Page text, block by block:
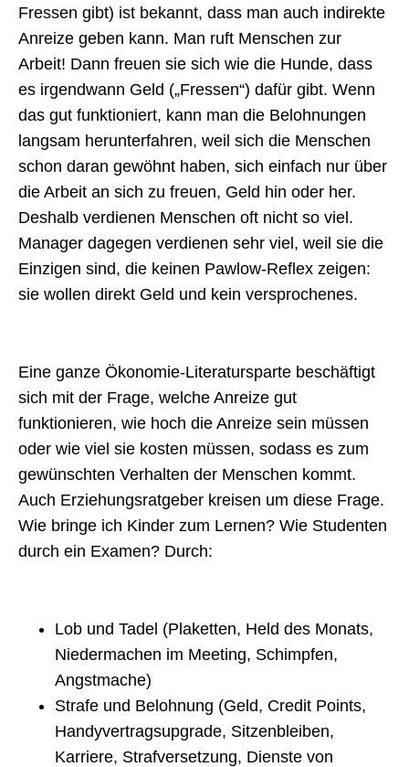
Fressen gibt) ist bekannt, dass man auch indirekte
Anreize geben kann. Man ruft Menschen zur
Arbeit! Dann freuen sie sich wie die Hunde, dass
es irgendwann Geld („Fressen“) dafür gibt. Wenn
das gut funktioniert, kann man die Belohnungen
langsam herunterfahren, weil sich die Menschen
schon daran gewöhnt haben, sich einfach nur über
die Arbeit an sich zu freuen, Geld hin oder her.
Deshalb verdienen Menschen oft nicht so viel.
Manager dagegen verdienen sehr viel, weil sie die
Einzigen sind, die keinen Pawlow-Reflex zeigen:
sie wollen direkt Geld und kein versprochenes.
Eine ganze Ökonomie-Literatursparte beschäftigt
sich mit der Frage, welche Anreize gut
funktionieren, wie hoch die Anreize sein müssen
oder wie viel sie kosten müssen, sodass es zum
gewünschten Verhalten der Menschen kommt.
Auch Erziehungsratgeber kreisen um diese Frage.
Wie bringe ich Kinder zum Lernen? Wie Studenten
durch ein Examen? Durch:
Lob und Tadel (Plaketten, Held des Monats,
Niedermachen im Meeting, Schimpfen,
Angstmache)
Strafe und Belohnung (Geld, Credit Points,
Handyvertragsupgrade, Sitzenbleiben,
Karriere, Strafversetzung, Dienste von